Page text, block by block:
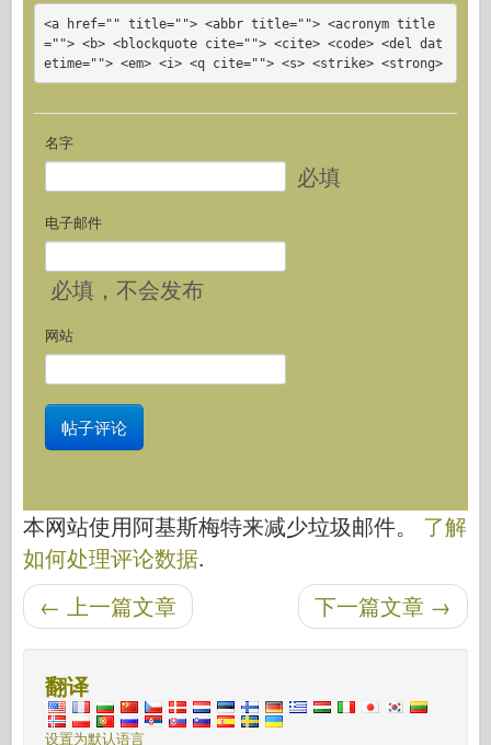
<a href="" title=""> <abbr title=""> <acronym title
=""> <b> <blockquote cite=""> <cite> <code> <del dat
etime=""> <em> <i> <q cite=""> <s> <strike> <strong>
名字
必填
电子邮件
必填 ，不会发布
网站
本网站使用阿基斯梅特来减少垃圾邮件。 了解
如何处理评论数据.
后导航 下一篇文章 →
← 上一篇文章
翻译
设置为默认语言